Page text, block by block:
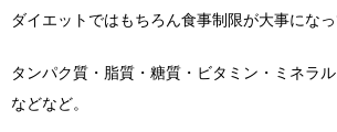
ダイエットではもちろん食事制限が大事になっ
タンパク質・脂質・糖質・ビタミン・ミネラ
などなど。